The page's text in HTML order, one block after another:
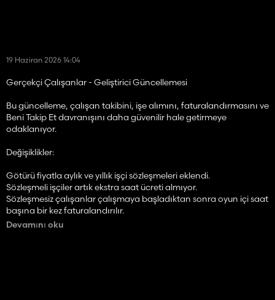
19 Haziran 2026 14:04
Gerçekçi Çalışanlar - Geliştirici Güncellemesi
Bu güncelleme, çalışan takibini, işe alımını, faturalandırmasını ve
Beni Takip Et davranışını daha güvenilir hale getirmeye
odaklanıyor.
Değişiklikler:
Götürü fiyatla aylık ve yıllık işçi sözleşmeleri eklendi.
Sözleşmeli işçiler artık ekstra saat ücreti almıyor.
Sözleşmesiz çalışanlar çalışmaya başladıktan sonra oyun içi saat
başına bir kez faturalandırılır.
ESC menüsü artık işçi sözleşmesini ve çalışma durumunu
Devamını oku